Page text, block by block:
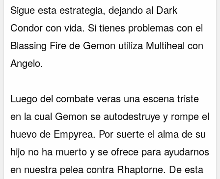
Sigue esta estrategia, dejando al Dark
Condor con vida. Si tienes problemas con el
Blassing Fire de Gemon utiliza Multiheal con
Angelo.
Luego del combate veras una escena triste
en la cual Gemon se autodestruye y rompe el
huevo de Empyrea. Por suerte el alma de su
hijo no ha muerto y se ofrece para ayudarnos
en nuestra pelea contra Rhaptorne. De esta